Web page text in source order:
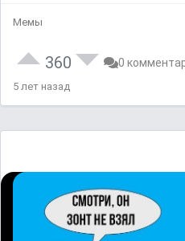
Мемы
360 0
5 лет назад